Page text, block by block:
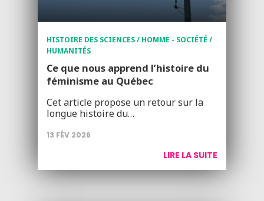
HISTOIRE DES SCIENCES / HOMME - SOCIÉTÉ /
HUMANITÉS
Ce que nous apprend l’histoire du
féminisme au Québec
Cet article propose un retour sur la
longue histoire du…
13 FÉV 2026
LIRE LA SUITE